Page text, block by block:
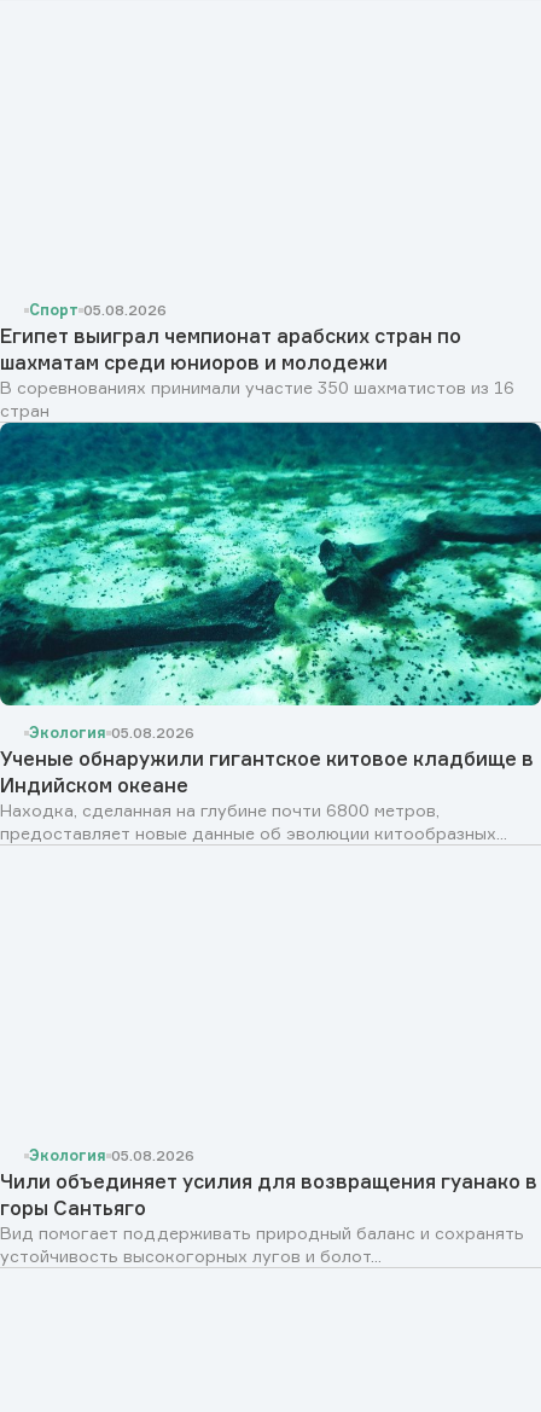
Спорт 05.08.2026
Египет выиграл чемпионат арабских стран по
шахматам среди юниоров и молодежи
В соревнованиях принимали участие 350 шахматистов из 16
стран
Экология 05.08.2026
Ученые обнаружили гигантское китовое кладбище в
Индийском океане
Находка, сделанная на глубине почти 6800 метров,
предоставляет новые данные об эволюции китообразных...
Экология 05.08.2026
Чили объединяет усилия для возвращения гуанако в
горы Сантьяго
Вид помогает поддерживать природный баланс и сохранять
устойчивость высокогорных лугов и болот...